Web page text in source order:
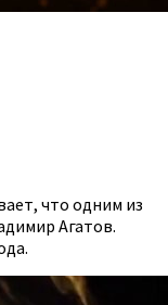
что одним из
Агатов.